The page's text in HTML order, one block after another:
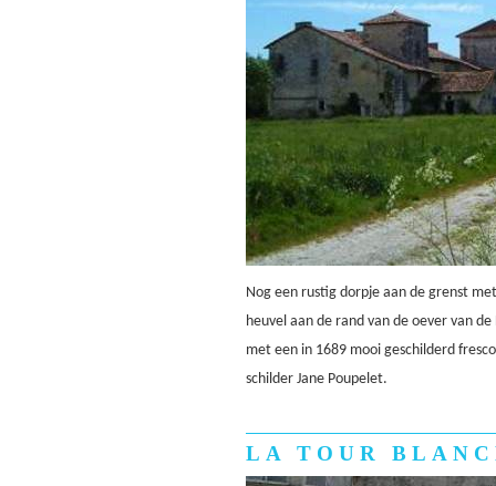
Nog een rustig dorpje aan de grenst
heuvel aan de rand van de oever van
met een in 1689 mooi geschilderd
schilder Jane Poupelet.
LA TOUR